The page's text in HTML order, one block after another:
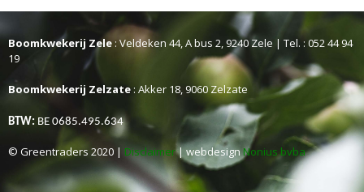
Boomkwekerij Zele: Veldeken 44, A bus 2, 9240 Zele | Tel. : 052 44 94
19
Boomkwekerij Zelzate : Akker 18, 9060 Zelzate
BTW: BE 0685.495.634
© Greentraders 2020 | Disclaimer| webdesignNonius bvba